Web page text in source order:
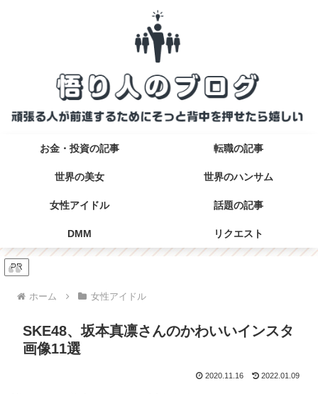
お金・投資の記事 転職の記事
世界の美女 世界のハンサム
女性アイドル 話題の記事
DMM リクエスト
PR
ホーム 女性アイドル
SKE48、坂本真凛さんのかわいいインスタ
画像11選
2020.11.16 2022.01.09